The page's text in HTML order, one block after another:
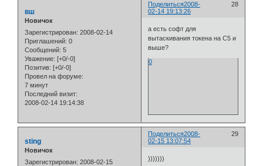
Поделиться 28
2008-
02-14 19:13:26
вш
Новичок
Зарегистрирован: 2008-02-14
Приглашений: 0
Сообщений: 5
Уважение: [+0/-0]
Позитив: [+0/-0]
Провел на форуме:
7 минут
Последний визит:
2008-02-14 19:14:38
а есть софт для
вытаскивания токена на С5 и
выше?
0
Поделиться 29
2008-
02-15 13:07:54
sting
Новичок
Зарегистрирован: 2008-02-15
)))))))